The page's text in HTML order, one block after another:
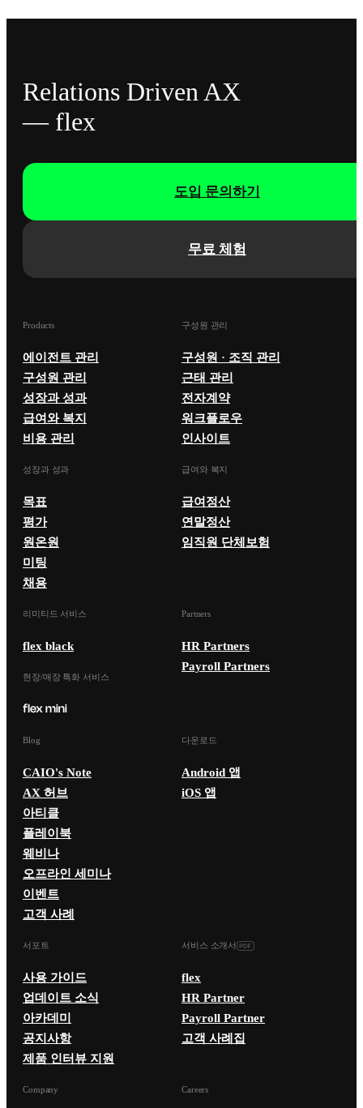
Relations Driven AX
— flex
무료 체험
도입 문의하기
Products
에이전트 관리
구성원 관리
성장과 성과
급여와 복지
비용 관리
구성원 관리
구성원 · 조직 관리
근태 관리
전자계약
워크플로우
인사이트
성장과 성과
목표
평가
원온원
미팅
채용
급여와 복지
급여정산
연말정산
임직원 단체보험
리미티드 서비스
flex black
현장/매장 특화 서비스
Partners
HR Partners
Payroll Partners
Blog
CAIO's Note
AX 허브
아티클
플레이북
웨비나
오프라인 세미나
이벤트
고객 사례
다운로드
Android 앱
iOS 앱
서포트
사용 가이드
업데이트 소식
아카데미
공지사항
제품 인터뷰 지원
서비스 소개서
flex
HR Partner
Payroll Partner
고객 사례집
Company Careers